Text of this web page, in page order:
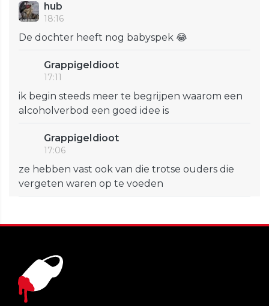
hub
18:16
De dochter heeft nog babyspek 😂
GrappigeIdioot
17:11
ik begin steeds meer te begrijpen waarom een
alcoholverbod een goed idee is
GrappigeIdioot
17:06
ze hebben vast ook van die trotse ouders die
vergeten waren op te voeden